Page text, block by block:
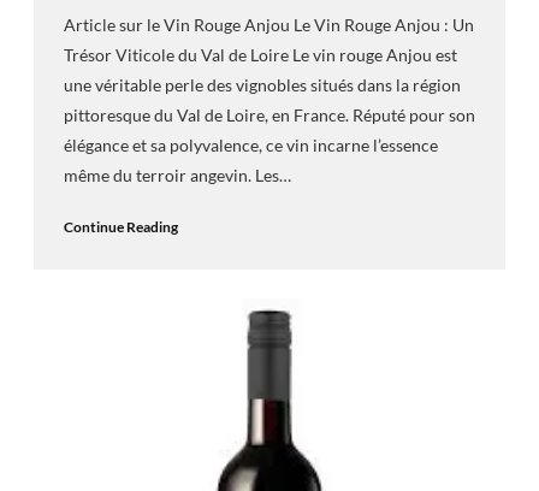
Article sur le Vin Rouge Anjou Le Vin Rouge Anjou : Un
Trésor Viticole du Val de Loire Le vin rouge Anjou est
une véritable perle des vignobles situés dans la région
pittoresque du Val de Loire, en France. Réputé pour son
élégance et sa polyvalence, ce vin incarne l’essence
même du terroir angevin. Les…
Continue Reading